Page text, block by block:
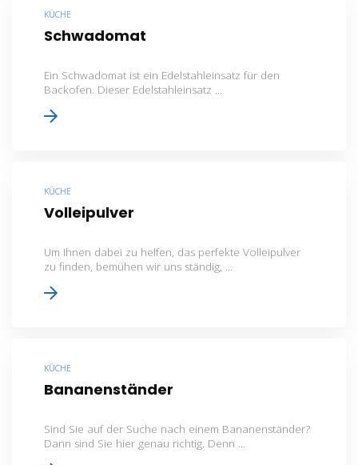
KÜCHE
Schwadomat
Ein Schwadomat ist ein Edelstahleinsatz für den
Backofen. Dieser Edelstahleinsatz ...
KÜCHE
Volleipulver
Um Ihnen dabei zu helfen, das perfekte Volleipulver
zu finden, bemühen wir uns ständig, ...
KÜCHE
Bananenständer
Sind Sie auf der Suche nach einem Bananenständer?
Dann sind Sie hier genau richtig. Denn ...